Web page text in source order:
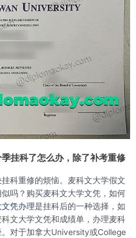
季挂科了怎么办，除了补考重修
科重修的烦恼。麦科文大学假文
吗？购买麦科文大学文凭，如何
凭办理是挂科后的一种选择，如
文大学文凭和成绩单，办理麦科
对于加拿大University或College